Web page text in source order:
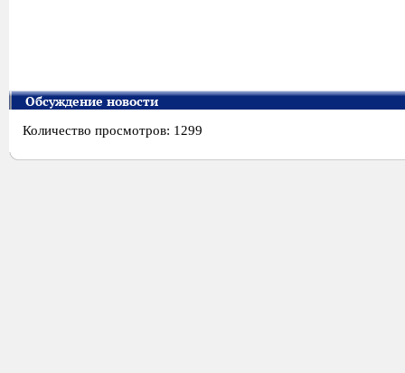
Обсуждение новости
Количество просмотров: 1299